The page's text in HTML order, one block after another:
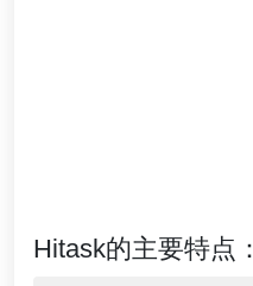
Hitask的主要特点：